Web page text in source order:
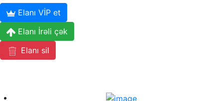
Elanı VİP et
Elanı İrəli çək
Elanı sil